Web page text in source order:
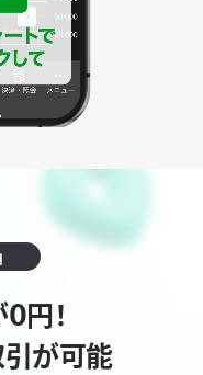
0円！
引が可能